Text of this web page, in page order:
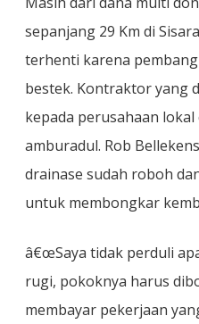
sepanjang 29 Km di
terhenti karena
bestek. Kontraktor yang
kepada perusahaan
amburadul. Rob
drainase sudah roboh
untuk membongkar
â€œSaya tidak perduli
rugi, pokoknya harus
membayar pekerjaan